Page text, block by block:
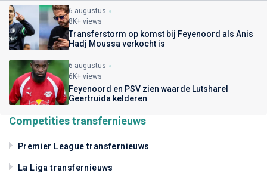
6 augustus
8K+ views
Transferstorm op komst bij Feyenoord als Anis
Hadj Moussa verkocht is
6 augustus
6K+ views
Feyenoord en PSV zien waarde Lutsharel
Geertruida kelderen
Competities transfernieuws
Premier League transfernieuws
La Liga transfernieuws